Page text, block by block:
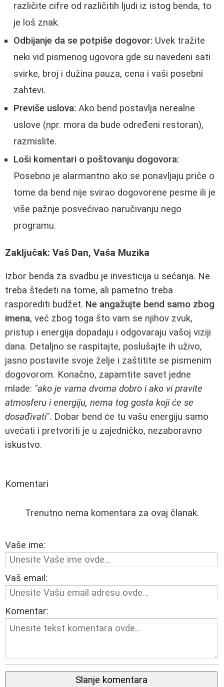
različite cifre od različitih ljudi iz istog benda, to
je loš znak.
Odbijanje da se potpiše dogovor: Uvek tražite
neki vid pismenog ugovora gde su navedeni sati
svirke, broj i dužina pauza, cena i vaši posebni
zahtevi.
Previše uslova: Ako bend postavlja nerealne
uslove (npr. mora da bude određeni restoran),
razmislite.
Loši komentari o poštovanju dogovora:
Posebno je alarmantno ako se ponavljaju priče o
tome da bend nije svirao dogovorene pesme ili je
više pažnje posvećivao naručivanju nego
programu.
Zaključak: Vaš Dan, Vaša Muzika
Izbor benda za svadbu je investicija u sećanja. Ne
treba štedeti na tome, ali pametno treba
rasporediti budžet. Ne angažujte bend samo zbog
imena, već zbog toga što vam se njihov zvuk,
pristup i energija dopadaju i odgovaraju vašoj viziji
dana. Detaljno se raspitajte, poslušajte ih uživo,
jasno postavite svoje želje i zaštitite se pismenim
dogovorom. Konačno, zapamtite savet jedne
mlade: "ako je vama dvoma dobro i ako vi pravite
atmosferu i energiju, nema tog gosta koji će se
dosađivati". Dobar bend će tu vašu energiju samo
uvećati i pretvoriti je u zajedničko, nezaboravno
iskustvo.
Komentari
Trenutno nema komentara za ovaj članak.
Vaše ime:
Vaš email:
Komentar:
Slanje komentara